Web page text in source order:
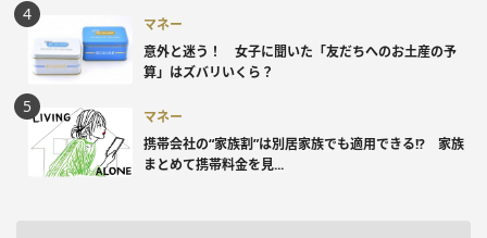
マネー
意外と迷う！ 女子に聞いた「友だちへのお土産の予
算」はズバリいくら？
マネー
携帯会社の“家族割”は別居家族でも適用できる!? 家族
まとめて携帯料金を見...